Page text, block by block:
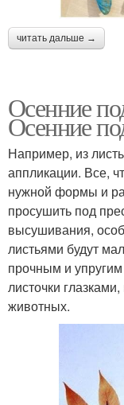
читать дальше →
Осенние
Осенние
Например, из
аппликации. Все,
нужной формы и
просушить под
высушивания,
листьями будут
прочным и
листочки
животных.